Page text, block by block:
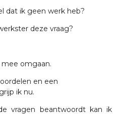
dat ik geen werk heb?
deze vraag?
omgaan.
en een
ik nu.
vragen beantwoordt kan ik